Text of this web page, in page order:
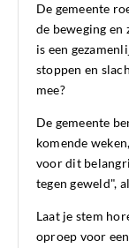
De gemeente
de beweging en
is een
stoppen en
mee?
De gemeente
komende
voor dit
tegen geweld",
Laat je stem
oproep voor